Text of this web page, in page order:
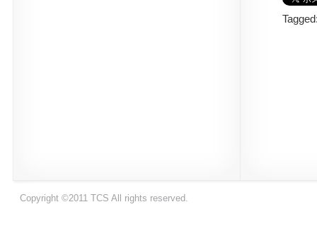
Copyright ©2011 TCS All rights reserved.